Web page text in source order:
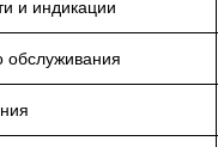
и индикации
обслуживания